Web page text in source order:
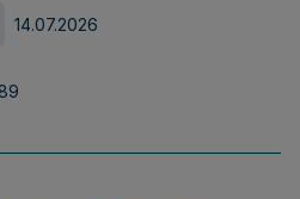
14.07.2026